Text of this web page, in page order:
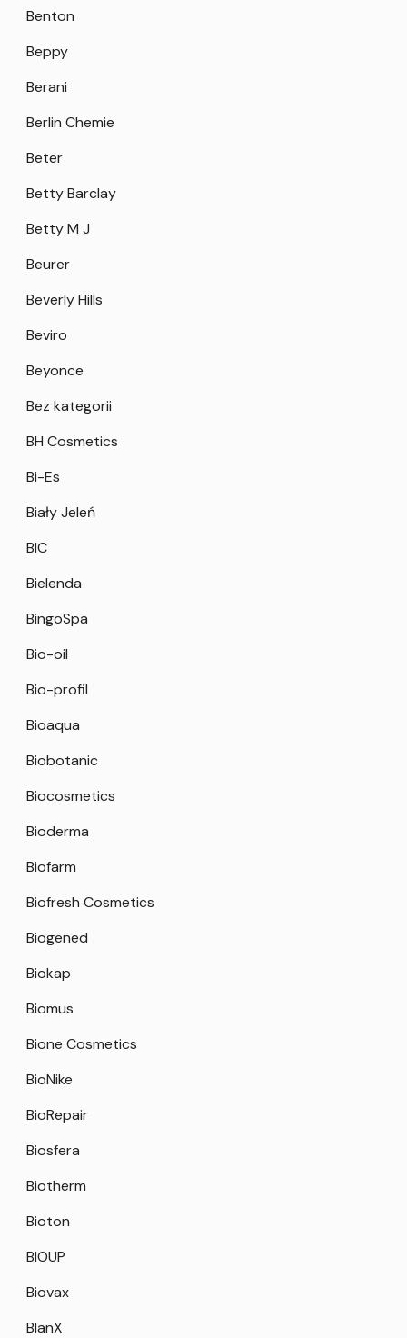
Benton
Beppy
Berani
Berlin Chemie
Beter
Betty Barclay
Betty M J
Beurer
Beverly Hills
Beviro
Beyonce
Bez kategorii
BH Cosmetics
Bi-Es
Biały Jeleń
BIC
Bielenda
BingoSpa
Bio-oil
Bio-profil
Bioaqua
Biobotanic
Biocosmetics
Bioderma
Biofarm
Biofresh Cosmetics
Biogened
Biokap
Biomus
Bione Cosmetics
BioNike
BioRepair
Biosfera
Biotherm
Bioton
BIOUP
Biovax
BlanX